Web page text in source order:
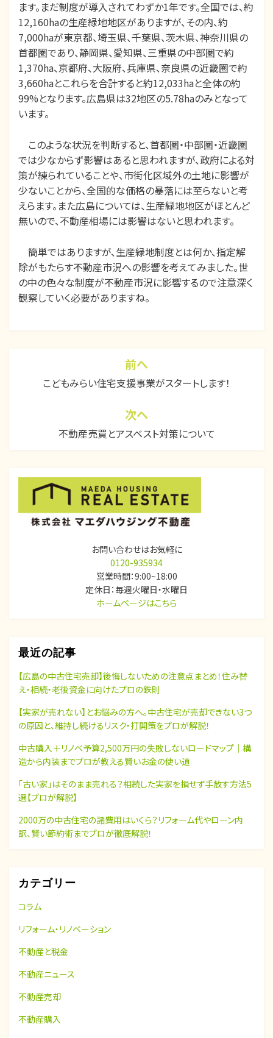
ます。まだ制度が導入されてわずか1年です。全国では、約
12,160haの生産緑地地区がありますが、その内、約
7,000haが東京都、埼玉県、千葉県、茨木県、神奈川県の
首都圏であり、静岡県、愛知県、三重県の中部圏で約
1,370ha、京都府、大阪府、兵庫県、奈良県の近畿圏で約
3,660haとこれらを合計すると約12,033haと全体の約
99%となります。広島県は32地区の5.78haのみとなって
います。
このような状況を判断すると、首都圏・中部圏・近畿圏
では少なからず影響はあると思われますが、政府による対
策が練られていることや、市街化区域外の土地に影響が
少ないことから、全国的な価格の暴落には至らないと考
えらます。また広島については、生産緑地地区がほとんど
無いので、不動産相場には影響はないと思われます。
簡単ではありますが、生産緑地制度とは何か、指定解
除がもたらす不動産市況への影響を考えてみました。世
の中の色々な制度が不動産市況に影響するので注意深く
観察していく必要がありますね。
シ
ョ
ン
前へ
こどもみらい住宅支援事業がスタートします！
次ヘ
不動産売買とアスベスト対策について
お問い合わせはお気軽に
0120-935934
営業時間：9:00~18:00
定休日：毎週火曜日・水曜日
ホームページはこちら
最近の記事
【広島の中古住宅売却】後悔しないための注意点まとめ！住み替
え・相続・老後資金に向けたプロの鉄則
【実家が売れない】とお悩みの方へ。中古住宅が売却できない3つ
の原因と、維持し続けるリスク・打開策をプロが解説！
中古購入＋リノベ予算2,500万円の失敗しないロードマップ｜構
造から内装までプロが教える賢いお金の使い道
「古い家」はそのまま売れる？相続した実家を損せず手放す方法5
選【プロが解説】
2000万の中古住宅の諸費用はいくら？リフォーム代やローン内
訳、賢い節約術までプロが徹底解説！
カテゴリー
コラム
リフォーム・リノベーション
不動産と税金
不動産ニュース
不動産売却
不動産購入